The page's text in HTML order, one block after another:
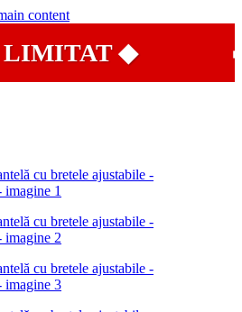
content
◆